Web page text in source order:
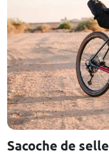
Sacoche de selle